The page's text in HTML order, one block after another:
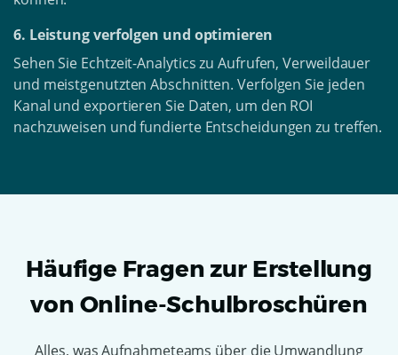
6. Leistung verfolgen und optimieren
Sehen Sie Echtzeit-Analytics zu Aufrufen, Verweildauer
und meistgenutzten Abschnitten. Verfolgen Sie jeden
Kanal und exportieren Sie Daten, um den ROI
nachzuweisen und fundierte Entscheidungen zu treffen.
Häufige Fragen zur Erstellung
von Online-Schulbroschüren
Alles, was Aufnahmeteams über die Umwandlung